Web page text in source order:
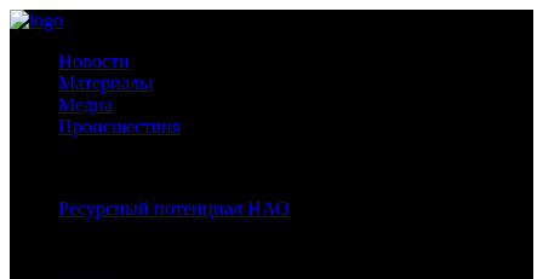
Новости
Материалы
Медиа
Происшествия
Ресурсный потенциал НАО